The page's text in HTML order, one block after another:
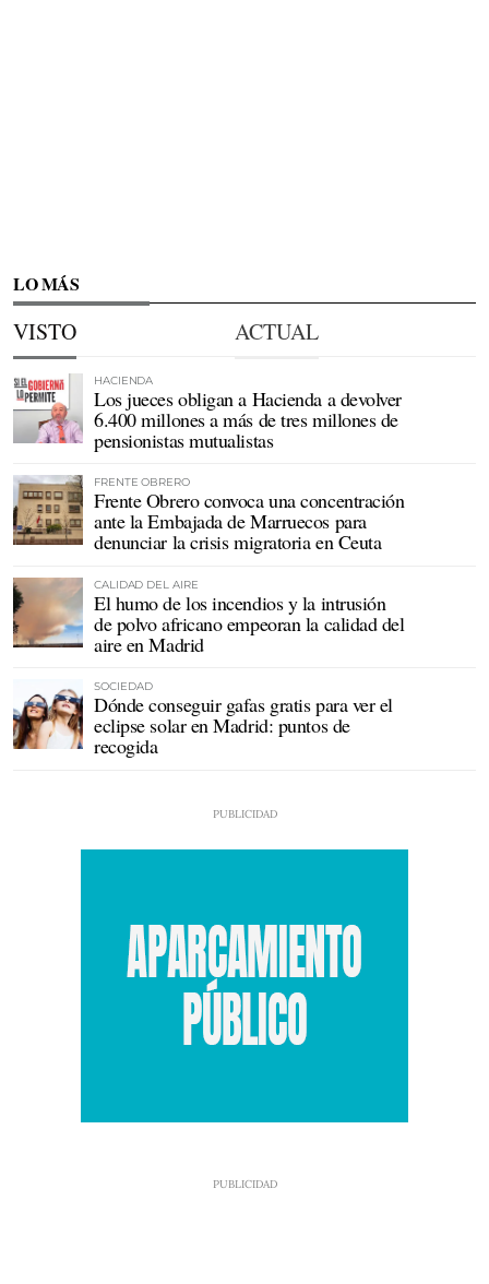
LO MÁS
VISTO ACTUAL
HACIENDA
Los jueces obligan a Hacienda a devolver
6.400 millones a más de tres millones de
pensionistas mutualistas
FRENTE OBRERO
Frente Obrero convoca una concentración
ante la Embajada de Marruecos para
denunciar la crisis migratoria en Ceuta
CALIDAD DEL AIRE
El humo de los incendios y la intrusión
de polvo africano empeoran la calidad del
aire en Madrid
SOCIEDAD
Dónde conseguir gafas gratis para ver el
eclipse solar en Madrid: puntos de
recogida